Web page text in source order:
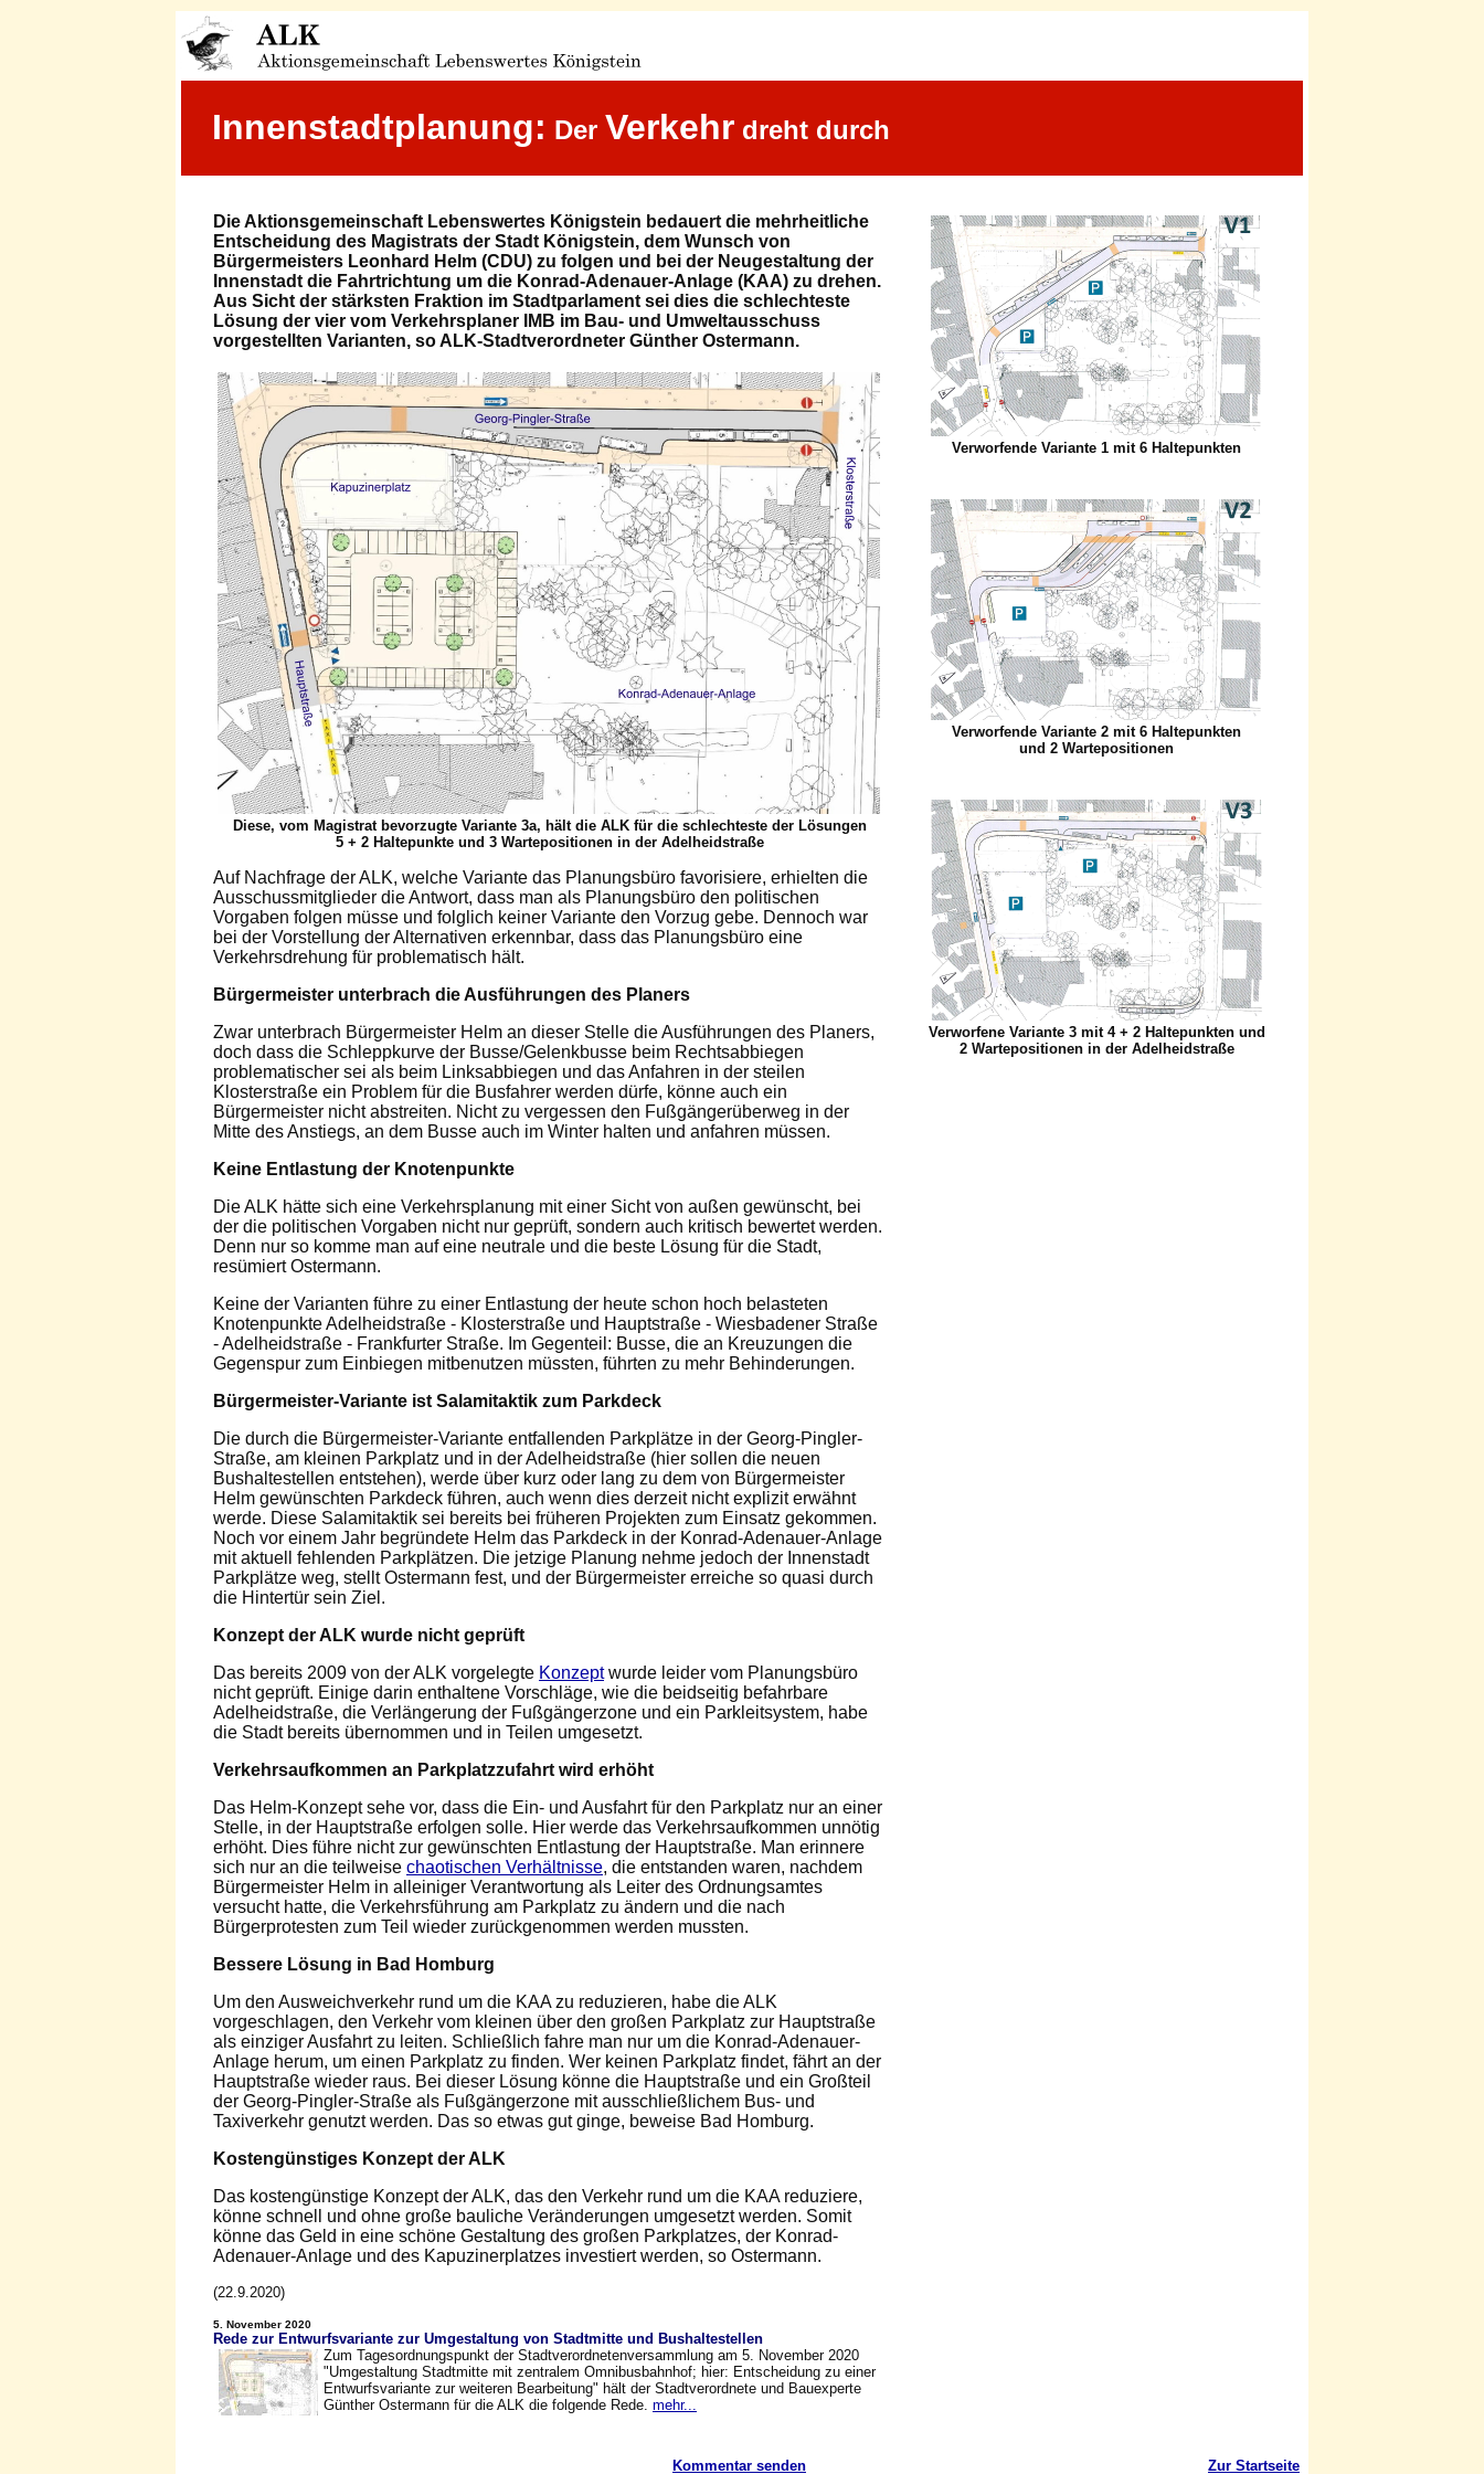
Innenstadtplanung: Der Verkehr dreht durch
Die Aktionsgemeinschaft Lebenswertes Königstein bedauert die mehrheitliche
Entscheidung des Magistrats der Stadt Königstein, dem Wunsch von
Bürgermeisters Leonhard Helm (CDU) zu folgen und bei der Neugestaltung der
Innenstadt die Fahrtrichtung um die Konrad-Adenauer-Anlage (KAA) zu drehen.
Aus Sicht der stärksten Fraktion im Stadtparlament sei dies die schlechteste
Lösung der vier vom Verkehrsplaner IMB im Bau- und Umweltausschuss
vorgestellten Varianten, so ALK-Stadtverordneter Günther Ostermann.
Diese, vom Magistrat bevorzugte Variante 3a, hält die ALK für die schlechteste der Lösungen
5 + 2 Haltepunkte und 3 Wartepositionen in der Adelheidstraße
Auf Nachfrage der ALK, welche Variante das Planungsbüro favorisiere, erhielten die
Ausschussmitglieder die Antwort, dass man als Planungsbüro den politischen
Vorgaben folgen müsse und folglich keiner Variante den Vorzug gebe. Dennoch war
bei der Vorstellung der Alternativen erkennbar, dass das Planungsbüro eine
Verkehrsdrehung für problematisch hält.
Bürgermeister unterbrach die Ausführungen des Planers
Zwar unterbrach Bürgermeister Helm an dieser Stelle die Ausführungen des Planers,
doch dass die Schleppkurve der Busse/Gelenkbusse beim Rechtsabbiegen
problematischer sei als beim Linksabbiegen und das Anfahren in der steilen
Klosterstraße ein Problem für die Busfahrer werden dürfe, könne auch ein
Bürgermeister nicht abstreiten. Nicht zu vergessen den Fußgängerüberweg in der
Mitte des Anstiegs, an dem Busse auch im Winter halten und anfahren müssen.
Keine Entlastung der Knotenpunkte
Die ALK hätte sich eine Verkehrsplanung mit einer Sicht von außen gewünscht, bei
der die politischen Vorgaben nicht nur geprüft, sondern auch kritisch bewertet werden.
Denn nur so komme man auf eine neutrale und die beste Lösung für die Stadt,
resümiert Ostermann.
Keine der Varianten führe zu einer Entlastung der heute schon hoch belasteten
Knotenpunkte Adelheidstraße - Klosterstraße und Hauptstraße - Wiesbadener Straße
- Adelheidstraße - Frankfurter Straße. Im Gegenteil: Busse, die an Kreuzungen die
Gegenspur zum Einbiegen mitbenutzen müssten, führten zu mehr Behinderungen.
Bürgermeister-Variante ist Salamitaktik zum Parkdeck
Die durch die Bürgermeister-Variante entfallenden Parkplätze in der Georg-Pingler-
Straße, am kleinen Parkplatz und in der Adelheidstraße (hier sollen die neuen
Bushaltestellen entstehen), werde über kurz oder lang zu dem von Bürgermeister
Helm gewünschten Parkdeck führen, auch wenn dies derzeit nicht explizit erwähnt
werde. Diese Salamitaktik sei bereits bei früheren Projekten zum Einsatz gekommen.
Noch vor einem Jahr begründete Helm das Parkdeck in der Konrad-Adenauer-Anlage
mit aktuell fehlenden Parkplätzen. Die jetzige Planung nehme jedoch der Innenstadt
Parkplätze weg, stellt Ostermann fest, und der Bürgermeister erreiche so quasi durch
die Hintertür sein Ziel.
Konzept der ALK wurde nicht geprüft
Das bereits 2009 von der ALK vorgelegte Konzeptwurde leider vom Planungsbüro
nicht geprüft. Einige darin enthaltene Vorschläge, wie die beidseitig befahrbare
Adelheidstraße, die Verlängerung der Fußgängerzone und ein Parkleitsystem, habe
die Stadt bereits übernommen und in Teilen umgesetzt.
Verkehrsaufkommen an Parkplatzzufahrt wird erhöht
Das Helm-Konzept sehe vor, dass die Ein- und Ausfahrt für den Parkplatz nur an einer
Stelle, in der Hauptstraße erfolgen solle. Hier werde das Verkehrsaufkommen unnötig
erhöht. Dies führe nicht zur gewünschten Entlastung der Hauptstraße. Man erinnere
sich nur an die teilweise chaotischen Verhältnisse, die entstanden waren, nachdem
Bürgermeister Helm in alleiniger Verantwortung als Leiter des Ordnungsamtes
versucht hatte, die Verkehrsführung am Parkplatz zu ändern und die nach
Bürgerprotesten zum Teil wieder zurückgenommen werden mussten.
Bessere Lösung in Bad Homburg
Um den Ausweichverkehr rund um die KAA zu reduzieren, habe die ALK
vorgeschlagen, den Verkehr vom kleinen über den großen Parkplatz zur Hauptstraße
als einziger Ausfahrt zu leiten. Schließlich fahre man nur um die Konrad-Adenauer-
Anlage herum, um einen Parkplatz zu finden. Wer keinen Parkplatz findet, fährt an der
Hauptstraße wieder raus. Bei dieser Lösung könne die Hauptstraße und ein Großteil
der Georg-Pingler-Straße als Fußgängerzone mit ausschließlichem Bus- und
Taxiverkehr genutzt werden. Das so etwas gut ginge, beweise Bad Homburg.
Kostengünstiges Konzept der ALK
Das kostengünstige Konzept der ALK, das den Verkehr rund um die KAA reduziere,
könne schnell und ohne große bauliche Veränderungen umgesetzt werden. Somit
könne das Geld in eine schöne Gestaltung des großen Parkplatzes, der Konrad-
Adenauer-Anlage und des Kapuzinerplatzes investiert werden, so Ostermann.
(22.9.2020)
5. November 2020
Rede zur Entwurfsvariante zur Umgestaltung von Stadtmitte und Bushaltestellen
Zum Tagesordnungspunkt der Stadtverordnetenversammlung am 5. November 2020
"Umgestaltung Stadtmitte mit zentralem Omnibusbahnhof; hier: Entscheidung zu einer
Entwurfsvariante zur weiteren Bearbeitung" hält der Stadtverordnete und Bauexperte
Günther Ostermann für die ALK die folgende Rede. mehr...
Verworfende Variante 1 mit 6 Haltepunkten
Verworfende Variante 2 mit 6 Haltepunkten
und 2 Wartepositionen
Verworfene Variante 3 mit 4 + 2 Haltepunkten und
2 Wartepositionen in der Adelheidstraße
Kommentar senden Zur Startseite